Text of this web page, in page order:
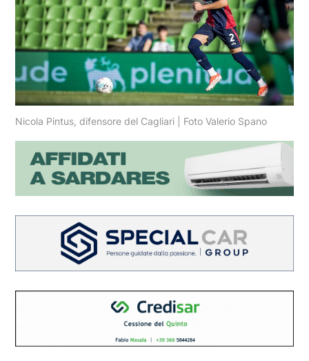
Nicola Pintus, difensore del Cagliari | Foto Valerio Spano